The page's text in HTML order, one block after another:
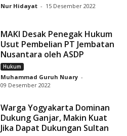
Nur Hidayat - 15 Desember 2022
MAKI Desak Penegak Hukum
Usut Pembelian PT Jembatan
Nusantara oleh ASDP
Hukum
Muhammad Guruh Nuary -
09 Desember 2022
Warga Yogyakarta Dominan
Dukung Ganjar, Makin Kuat
Jika Dapat Dukungan Sultan